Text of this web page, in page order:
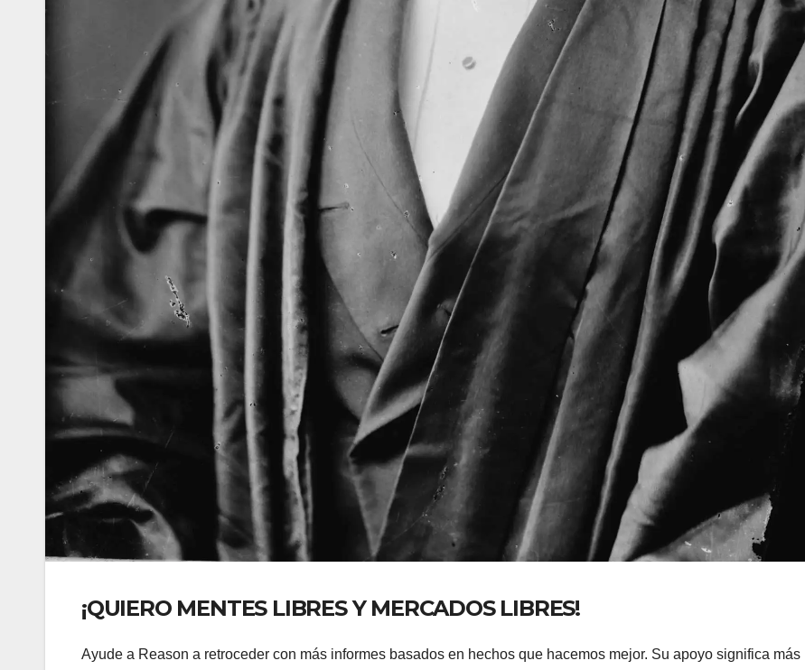
¡QUIERO MENTES LIBRES Y MERCADOS LIBRES!
Ayude a Reason a retroceder con más informes basados ​​en hechos que hacemos mejor. Su apoyo significa más